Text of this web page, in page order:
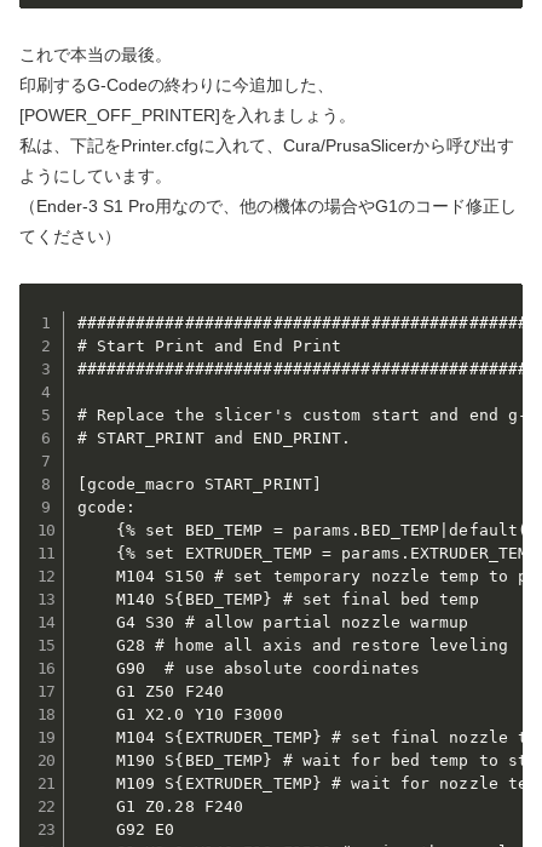
これで本当の最後。
印刷するG-Codeの終わりに今追加した、
[POWER_OFF_PRINTER]を入れましょう。
私は、下記をPrinter.cfgに入れて、Cura/PrusaSlicerから呼び出す
ようにしています。
（Ender-3 S1 Pro用なので、他の機体の場合やG1のコード修正し
てください）
# Start Print and End Print
# Replace the slicer's custom start and end g-
# START_PRINT and END_PRINT.
[gcode_macro START_PRINT]
gcode:
{% set BED_TEMP =
{% set EXTRUDER_TEMP =
M104 S150 # set temporary nozzle temp to
    M140 S{BED_TEMP} # set final bed temp
    G4 S30 # allow partial nozzle warmup
    G28 # home all axis and restore leveling
    G90  # use absolute coordinates
    G1 Z50 F240
    G1 X2.0 Y10 F3000
M104 S{EXTRUDER_TEMP} # set final nozzle
M190 S{BED_TEMP} # wait for bed temp to
M109 S{EXTRUDER_TEMP} # wait for nozzle
    G1 Z0.28 F240
    G92 E0